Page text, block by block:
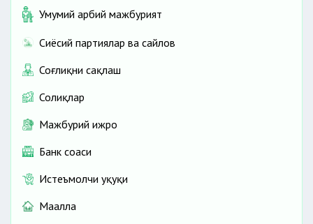
Умумий ҳарбий мажбурият
Сиёсий партиялар ва сайлов
Соғлиқни сақлаш
Солиқлар
Мажбурий ижро
Банк соҳаси
Истеъмолчи ҳуқуқи
Маҳалла